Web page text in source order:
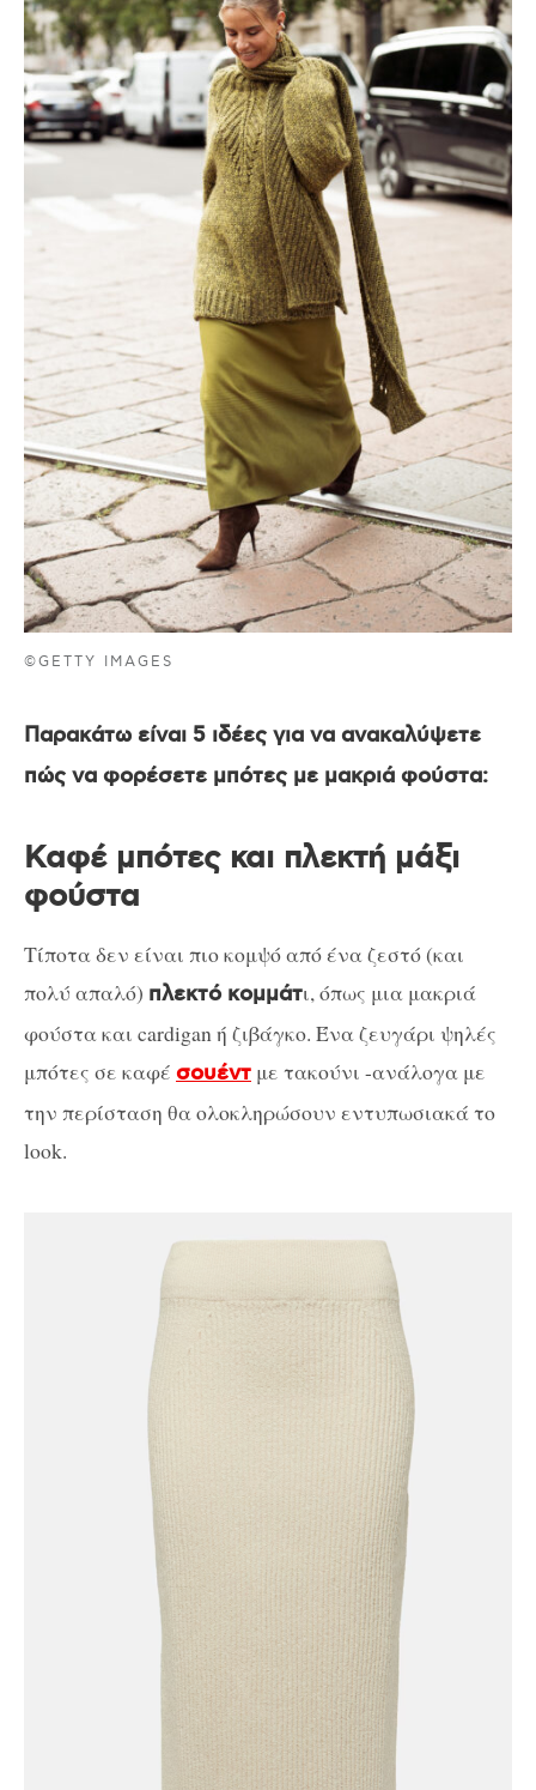
©GETTY IMAGES
Παρακάτω είναι 5 ιδέες για να ανακαλύψετε
πώς να φορέσετε μπότες με μακριά φούστα:
Καφέ μπότες και πλεκτή μάξι
φούστα
Τίποτα δεν είναι πιο κομψό από ένα ζεστό (και
πολύ απαλό) πλεκτό κομμάτι, όπως μια μακριά
φούστα και cardigan ή ζιβάγκο. Ένα ζευγάρι ψηλές
μπότες σε καφέ σουέντ με τακούνι -ανάλογα με
την περίσταση θα ολοκληρώσουν εντυπωσιακά το
look.